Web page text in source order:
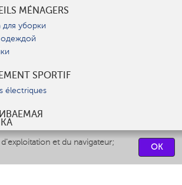
et du navigateur;
OK
MÉNAGERS
для уборки
одеждой
SPORTIF
électriques
шкафы